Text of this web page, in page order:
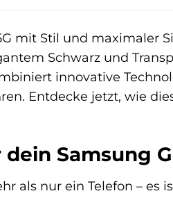
mit Stil und maximaler
Schwarz und
innovative
Entdecke jetzt, wie
Samsung
als nur ein Telefon –